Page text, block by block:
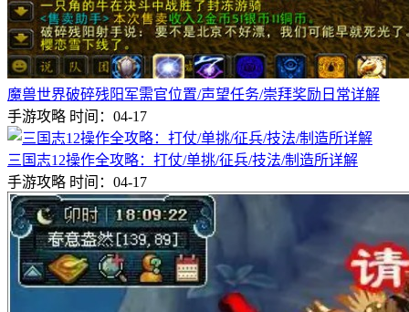
魔兽世界破碎残阳军需官位置/声望任务/崇拜奖励日常详解
手游攻略 时间：04-17
三国志12操作全攻略：打仗/单挑/征兵/技法/制造所详解
手游攻略 时间：04-17